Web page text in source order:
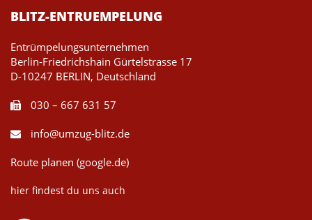
BLITZ-ENTRUEMPELUNG
Entrümpelungsunternehmen
Berlin-Friedrichshain Gürtelstrasse 17
D-10247 BERLIN, Deutschland
030 – 667 631 57
info@umzug-blitz.de
Route planen (google.de)
hier findest du uns auch